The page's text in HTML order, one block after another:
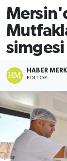
HABER
EDITÖR
SİYASET
EKONOMİ
EĞİTİM
SAĞLIK
MAGAZİN
SPOR
Süper Lig
Tüm
Son
Haber